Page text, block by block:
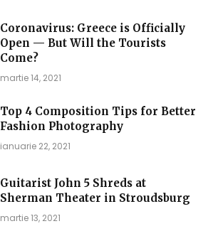
Coronavirus: Greece is Officially
Open — But Will the Tourists
Come?
martie 14, 2021
Top 4 Composition Tips for Better
Fashion Photography
ianuarie 22, 2021
Guitarist John 5 Shreds at
Sherman Theater in Stroudsburg
martie 13, 2021